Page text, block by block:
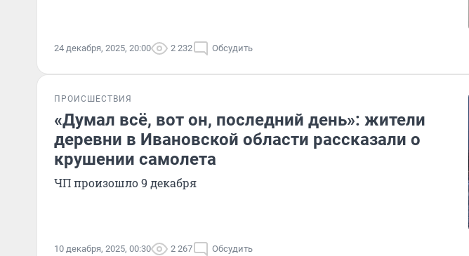
24 декабря, 2025, 20:00 2 232 Обсудить
ПРОИСШЕСТВИЯ
«Думал всё, вот он, последний день»: жители
деревни в Ивановской области рассказали о
крушении самолета
ЧП произошло 9 декабря
10 декабря, 2025, 00:30 2 267 Обсудить